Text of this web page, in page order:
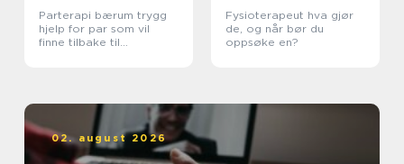
Parterapi bærum trygg
hjelp for par som vil
finne tilbake til
Fysioterapeut hva gjør
de, og når bør du
oppsøke en?
02. august 2026